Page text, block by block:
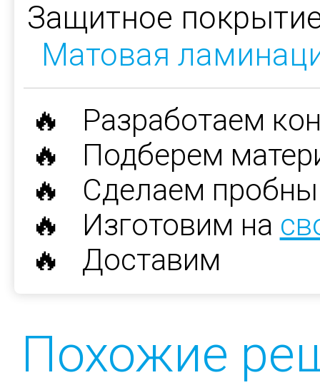
Защитное
Матовая
🔥 Разработаем
🔥 Подберем
🔥 Сделаем
🔥 Изготовим на
🔥 Доставим
Похожие